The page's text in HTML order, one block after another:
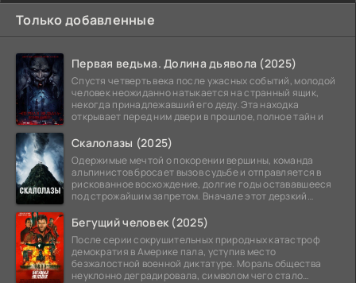
Только добавленные
Первая ведьма. Долина дьявола (2025)
Спустя четверть века после ужасных событий, молодой
человек неожиданно натыкается на странный ящик,
некогда принадлежавший его деду. Эта находка
открывает перед ним двери в прошлое, полное тайн и
Скалолазы (2025)
Одержимые мечтой о покорении вершины, команда
альпинистов бросает вызов судьбе и отправляется в
рискованное восхождение, долгие годы остававшееся
под строжайшим запретом. Вначале этот дерзкий
Бегущий человек (2025)
После серии сокрушительных природных катастроф
демократия в Америке пала, уступив место
безжалостной военной диктатуре. Мораль общества
неуклонно деградировала, символом чего стало